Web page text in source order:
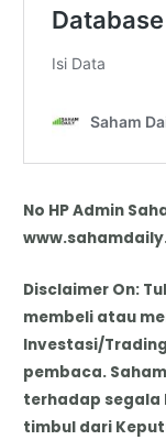
No HP Admin
Disclaimer On:
membeli atau
Investasi/
pembaca.
terhadap segala
timbul dari